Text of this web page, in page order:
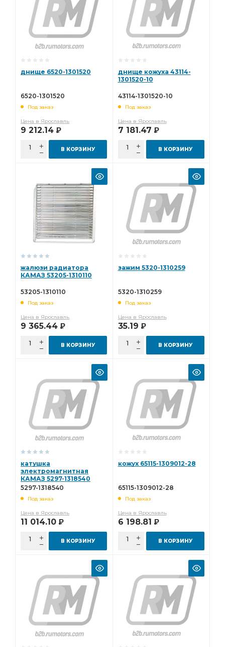
днище 6520-1301520
6520-1301520
Под заказ
Цена в Ярославль
9 212.14 Р
В КОРЗИНУ
днище кожуха 43114-
1301520-10
43114-1301520-10
Под заказ
Цена в Ярославль
7 181.47 Р
В КОРЗИНУ
жалюзи радиатора
КАМАЗ 53205-1310110
53205-1310110
Под заказ
Цена в Ярославль
9 365.44 Р
В КОРЗИНУ
зажим 5320-1310259
5320-1310259
Под заказ
Цена в Ярославль
35.19 Р
В КОРЗИНУ
катушка
электромагнитная
КАМАЗ 5297-1318540
5297-1318540
Под заказ
Цена в Ярославль
11 014.10 Р
В КОРЗИНУ
кожух 65115-1309012-28
65115-1309012-28
Под заказ
Цена в Ярославль
6 198.81 Р
В КОРЗИНУ